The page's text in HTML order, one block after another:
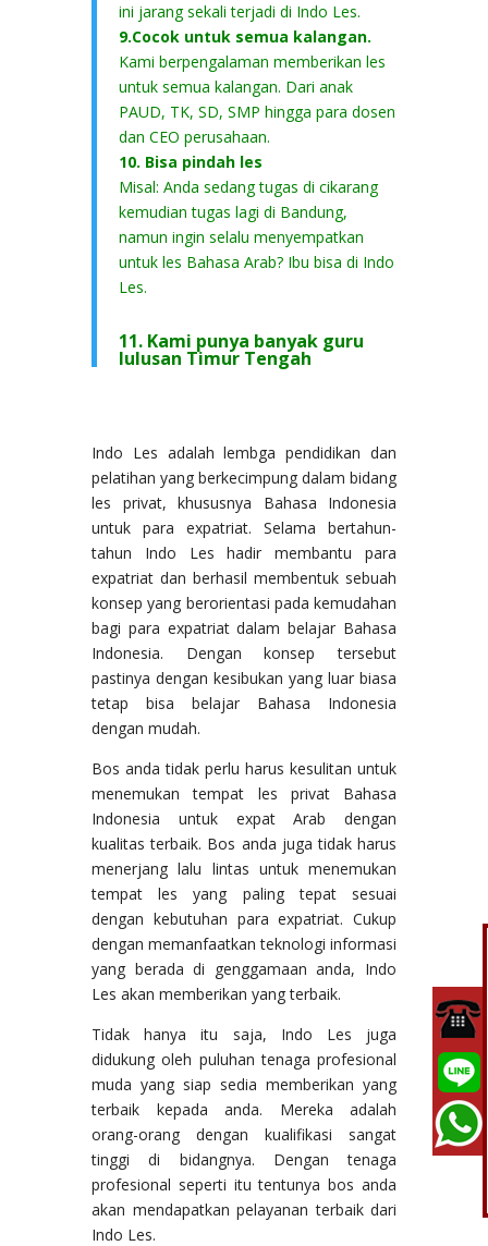
ini jarang sekali terjadi di Indo Les.
9.Cocok untuk semua kalangan.
Kami berpengalaman memberikan les
untuk semua kalangan. Dari anak
PAUD, TK, SD, SMP hingga para dosen
dan CEO perusahaan.
10. Bisa pindah les
Misal: Anda sedang tugas di cikarang
kemudian tugas lagi di Bandung,
namun ingin selalu menyempatkan
untuk les Bahasa Arab? Ibu bisa di Indo
Les.
11. Kami punya banyak guru
lulusan Timur Tengah
Indo Les adalah lembga pendidikan dan
pelatihan yang berkecimpung dalam bidang
les privat, khususnya Bahasa Indonesia
untuk para expatriat. Selama bertahun-
tahun Indo Les hadir membantu para
expatriat dan berhasil membentuk sebuah
konsep yang berorientasi pada kemudahan
bagi para expatriat dalam belajar Bahasa
Indonesia. Dengan konsep tersebut
pastinya dengan kesibukan yang luar biasa
tetap bisa belajar Bahasa Indonesia
dengan mudah.
Bos anda tidak perlu harus kesulitan untuk
menemukan tempat les privat Bahasa
Indonesia untuk expat Arab dengan
kualitas terbaik. Bos anda juga tidak harus
menerjang lalu lintas untuk menemukan
tempat les yang paling tepat sesuai
dengan kebutuhan para expatriat. Cukup
dengan memanfaatkan teknologi informasi
yang berada di genggamaan anda, Indo
Les akan memberikan yang terbaik.
Tidak hanya itu saja, Indo Les juga
didukung oleh puluhan tenaga profesional
muda yang siap sedia memberikan yang
terbaik kepada anda. Mereka adalah
orang-orang dengan kualifikasi sangat
tinggi di bidangnya. Dengan tenaga
profesional seperti itu tentunya bos anda
akan mendapatkan pelayanan terbaik dari
Indo Les.